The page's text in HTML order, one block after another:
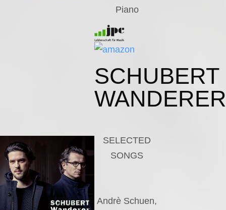
Piano
SCHUBERT
WANDERER
SELECTED
SONGS
Andrè Schuen,